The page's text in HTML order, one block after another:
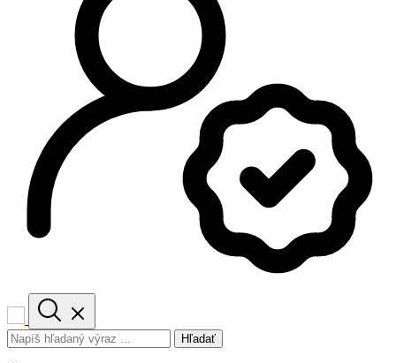
Hľadať